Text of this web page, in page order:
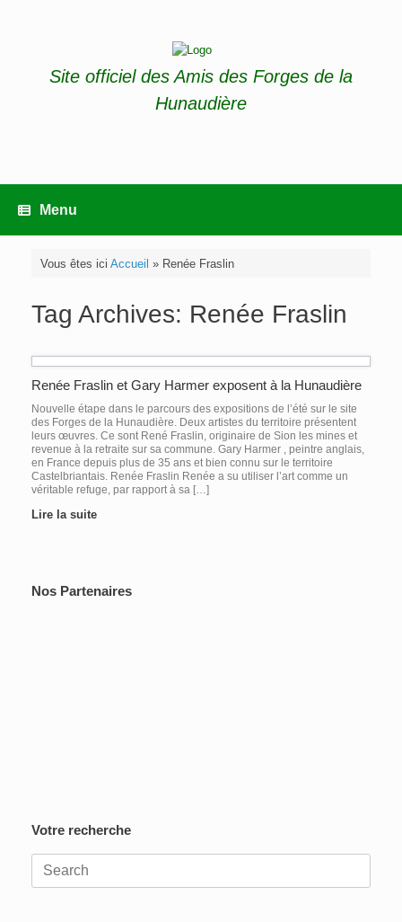
Site officiel des Amis des Forges de la
Hunaudière
Menu
Vous êtes ici Accueil » Renée Fraslin
Tag Archives: Renée Fraslin
Renée Fraslin et Gary Harmer exposent à la Hunaudière
Nouvelle étape dans le parcours des expositions de l’été sur le site
des Forges de la Hunaudière. Deux artistes du territoire présentent
leurs œuvres. Ce sont René Fraslin, originaire de Sion les mines et
revenue à la retraite sur sa commune. Gary Harmer , peintre anglais,
en France depuis plus de 35 ans et bien connu sur le territoire
Castelbriantais. Renée Fraslin Renée a su utiliser l’art comme un
véritable refuge, par rapport à sa […]
Lire la suite
Nos Partenaires
Votre recherche
Search
for: